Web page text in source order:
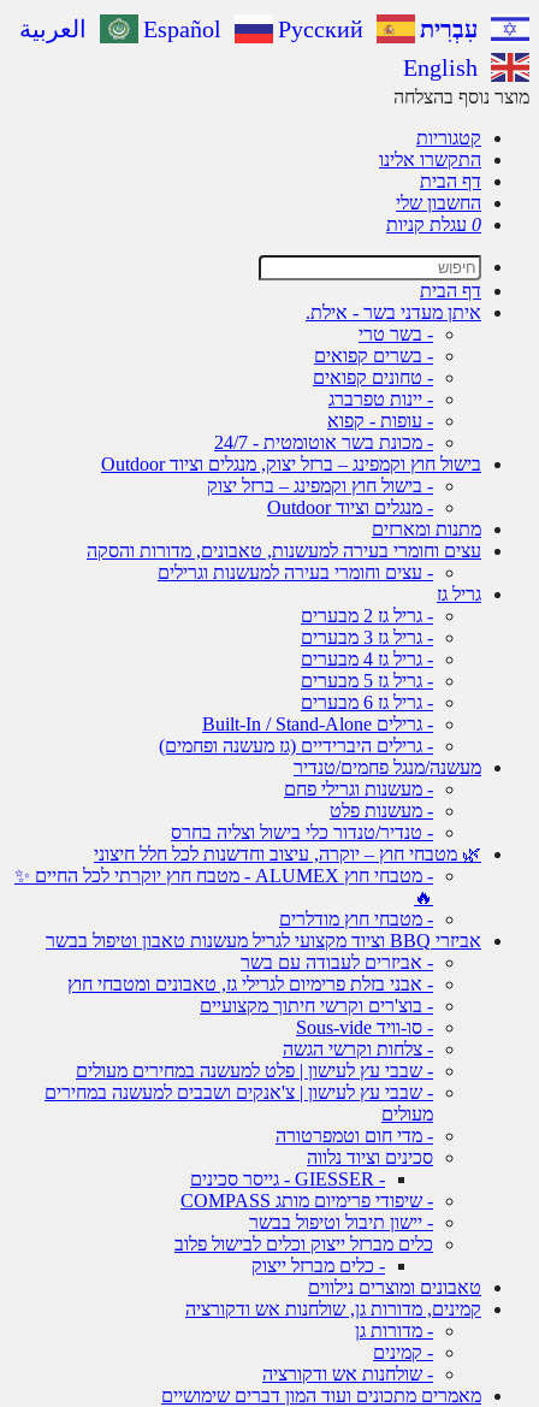
עִבְרִית Español Русский
العربية
English
נוסף בהצלחה
קטגוריות
התקשרו אלינו
דף הבית
החשבון שלי
עגלת קניות
דף הבית
איתן מעדני בשר - אילת.
- בשר טרי
- בשרים קפואים
- טחונים קפואים
- יינות טפרברג
- עופות - קפוא
- מכונת בשר אוטומטית - 24/7
בישול חוץ וקמפינג – ברזל יצוק, מנגלים וציוד Outdoor
- בישול חוץ וקמפינג – ברזל יצוק
- מנגלים וציוד Outdoor
מתנות ומארזים
עצים וחומרי בעירה למעשנות, טאבונים, מדורות והסקה
- עצים וחומרי בעירה למעשנות וגרילים
גריל גז
- גריל גז 2 מבערים
- גריל גז 3 מבערים
- גריל גז 4 מבערים
- גריל גז 5 מבערים
- גריל גז 6 מבערים
- גרילים Built-In / Stand-Alone
- גרילים היברידיים (גז מעשנה ופחמים)
מעשנה/מנגל פחמים/טנדיר
- מעשנות וגרילי פחם
- מעשנות פלט
- טנדיר/טנדור כלי בישול וצליה בחרס
🌿 מטבחי חוץ – יוקרה, עיצוב וחדשנות לכל חלל חיצוני
- מטבחי חוץ ALUMEX - מטבח חוץ יוקרתי לכל החיים ✨
- מטבחי חוץ מודלרים
אביזרי BBQ וציוד מקצועי לגריל מעשנות טאבון וטיפול בבשר
- אביזרים לעבודה עם בשר
- אבני בזלת פרימיום לגרילי גז, טאבונים ומטבחי חוץ
- בוצ'רים וקרשי חיתוך מקצועיים
- סו-וויד Sous-vide
- צלחות וקרשי הגשה
- שבבי עץ לעישון | פלט למעשנה במחירים מעולים
- שבבי עץ לעישון | צ'אנקים ושבבים למעשנה במחירים
מעולים
- מדי חום וטמפרטורה
סכינים וציוד נלווה
- שיפודי פרימיום מותג COMPASS
- יישון תיבול וטיפול בבשר
כלים מברזל ייצוק וכלים לבישול פלוב
- כלים מברזל ייצוק
טאבונים ומוצרים נילווים
קמינים, מדורות גן, שולחנות אש ודקורציה
- מדורות גן
- קמינים
- שולחנות אש ודקורציה
מאמרים מתכונים ועוד המון דברים שימושיים